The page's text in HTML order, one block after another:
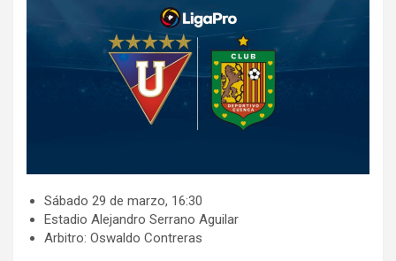
​​​Sábado 29 de marzo, 16:30
​​Estadio Alejandro Serrano Aguilar
​​Arbitro: Oswaldo Contreras